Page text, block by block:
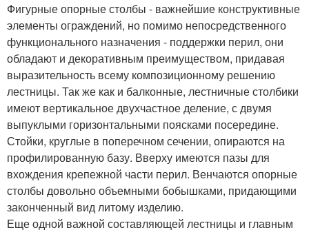
Фигурные опорные столбы - важнейшие конструктивные
элементы ограждений, но помимо непосредственного
функционального назначения - поддержки перил, они
обладают и декоративным преимуществом, придавая
выразительность всему композиционному решению
лестницы. Так же как и балконные, лестничные столбики
имеют вертикальное двухчастное деление, с двумя
выпуклыми горизонтальными поясками посередине.
Стойки, круглые в поперечном сечении, опираются на
профилированную базу. Вверху имеются пазы для
вхождения крепежной части перил. Венчаются опорные
столбы довольно объемными бобышками, придающими
законченный вид литому изделию.
Еще одной важной составляющей лестницы и главным